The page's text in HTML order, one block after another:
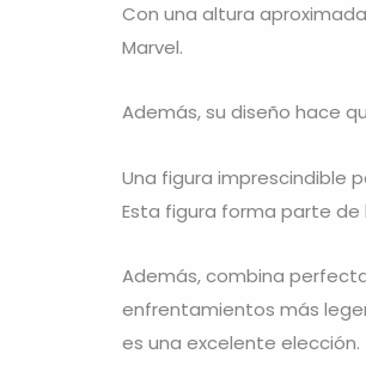
Con una altura
Marvel.
Además, su diseño hace
Una figura imprescindible
Esta figura forma parte de
Además, combina
enfrentamientos más
es una excelente elección.